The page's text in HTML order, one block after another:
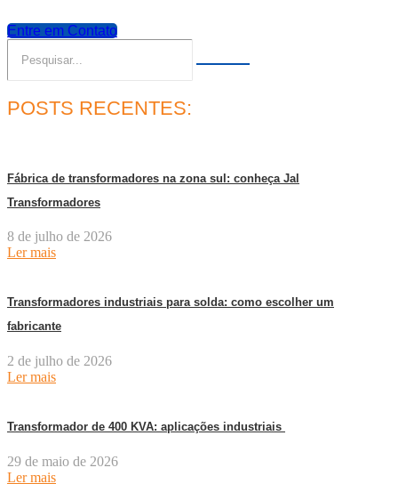
Entre em Contato
POSTS RECENTES:
Fábrica de transformadores na zona sul: conheça Jal
Transformadores
8 de julho de 2026
Ler mais
Transformadores industriais para solda: como escolher um
fabricante
2 de julho de 2026
Ler mais
Transformador de 400 KVA: aplicações industriais
29 de maio de 2026
Ler mais